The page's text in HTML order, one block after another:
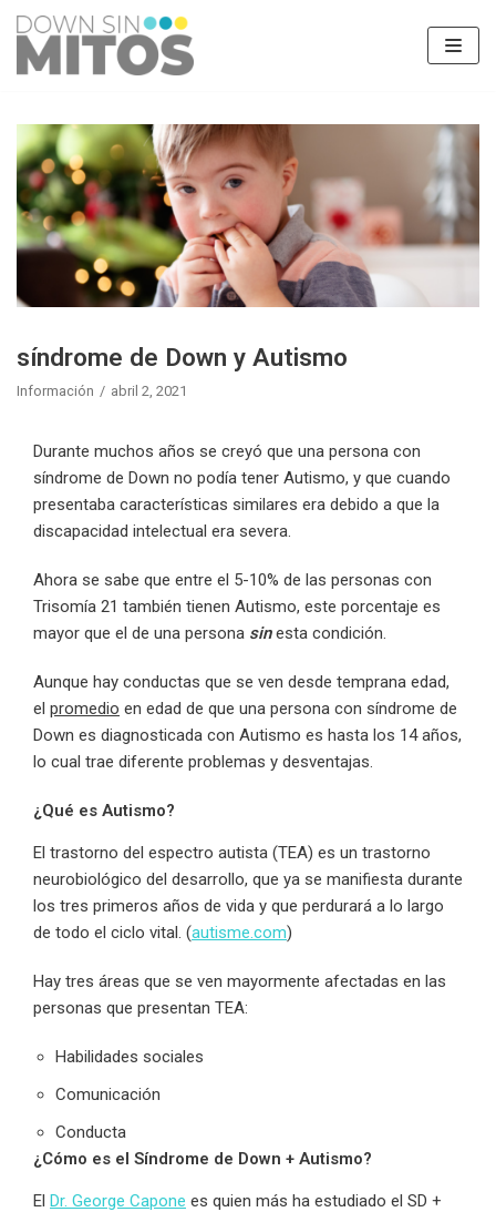
Saltar
al
contenido
síndrome de Down y Autismo
Información abril 2, 2021
Durante muchos años se creyó que una persona con
síndrome de Down no podía tener Autismo, y que cuando
presentaba características similares era debido a que la
discapacidad intelectual era severa.
Ahora se sabe que entre el 5-10% de las personas con
Trisomía 21 también tienen Autismo, este porcentaje es
mayor que el de una persona sinesta condición.
Aunque hay conductas que se ven desde temprana edad,
el promedio en edad de que una persona con síndrome de
Down es diagnosticada con Autismo es hasta los 14 años,
lo cual trae diferente problemas y desventajas.
¿Qué es Autismo?
El trastorno del espectro autista (TEA) es un trastorno
neurobiológico del desarrollo, que ya se manifiesta durante
los tres primeros años de vida y que perdurará a lo largo
de todo el ciclo vital. (autisme.com)
Hay tres áreas que se ven mayormente afectadas en las
personas que presentan TEA:
Habilidades sociales
Comunicación
Conducta
¿Cómo es el Síndrome de Down + Autismo?
El Dr. George Capone es quien más ha estudiado el SD +